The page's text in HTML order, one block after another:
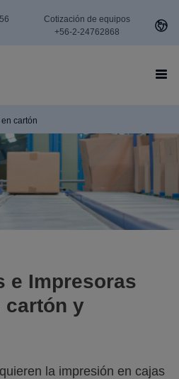
Cotización de equipos
+56-2-24762868
en cartón
e Impresoras
cartón y
la impresión en cajas